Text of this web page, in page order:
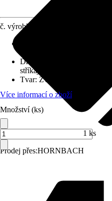
Prodej přes:HORNBACH
č. výrobku
Systém
Druh ochrany
IP 44
stříkající vody)
Tvar: Zvláštní tvar
Více informací o zboží
Množství (ks)
1 ks